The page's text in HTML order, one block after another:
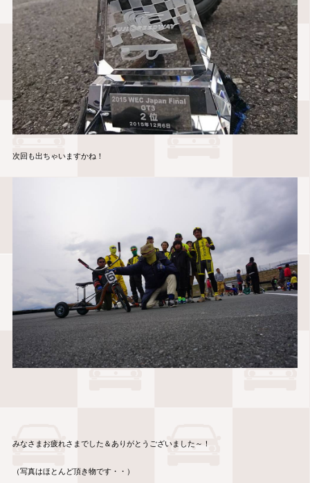
次回も出ちゃいますかね！
みなさまお疲れさまでした＆ありがとうございました～！
（写真はほとんど頂き物です・・）